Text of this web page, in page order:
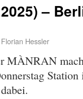
–
Florian Hessler
MÀNRAN